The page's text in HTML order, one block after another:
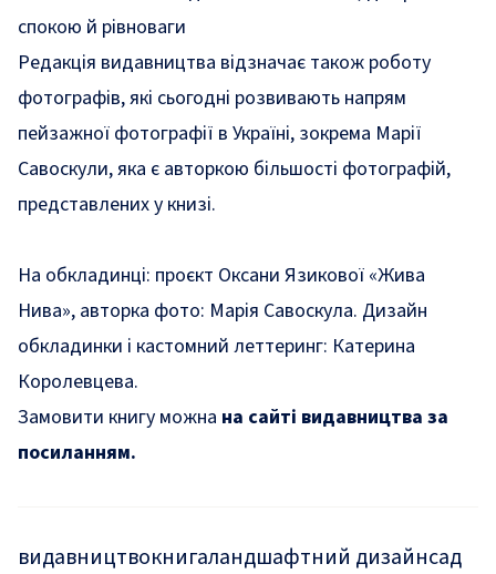
спокою й рівноваги
Редакція видавництва відзначає також роботу
фотографів, які сьогодні розвивають напрям
пейзажної фотографії в Україні, зокрема Марії
Савоскули, яка є авторкою більшості фотографій,
представлених у книзі.
На обкладинці: проєкт Оксани Язикової «Жива
Нива», авторка фото: Марія Савоскула. Дизайн
обкладинки і кастомний леттеринг: Катерина
Королевцева.
Замовити книгу можна на сайті видавництва за
посиланням.
видавництвокнигаландшафтний дизайнсад